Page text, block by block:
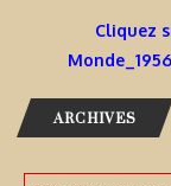
Cliquez
ARCHIVES